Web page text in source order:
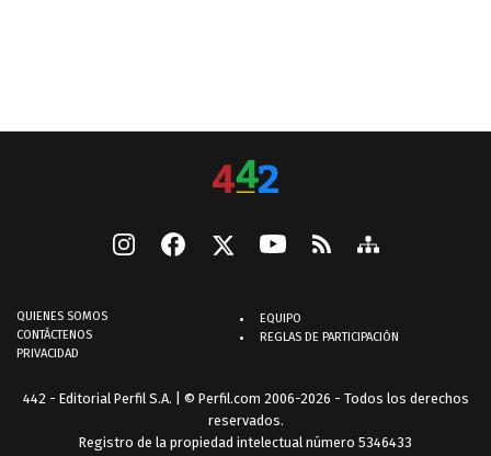
QUIENES SOMOS
CONTÁCTENOS
PRIVACIDAD
EQUIPO
REGLAS DE PARTICIPACIÓN
442 - Editorial Perfil S.A. | © Perfil.com 2006-2026 - Todos los derechos
reservados.
Registro de la propiedad intelectual número 5346433